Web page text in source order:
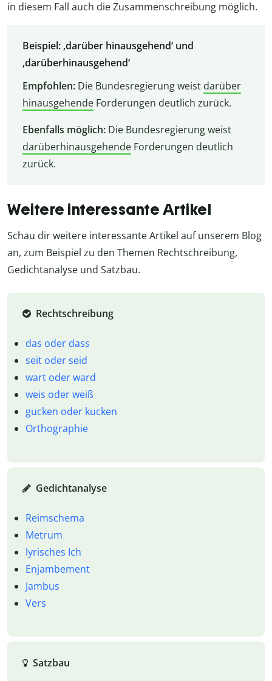
in diesem Fall auch die Zusammenschreibung möglich.
Beispiel: ‚darüber hinausgehend‘ und
‚darüberhinausgehend‘
Empfohlen: Die Bundesregierung weist darüber
hinausgehendeForderungen deutlich zurück.
Ebenfalls möglich: Die Bundesregierung weist
darüberhinausgehendeForderungen deutlich
zurück.
Weitere interessante Artikel
Schau dir weitere interessante Artikel auf unserem Blog
an, zum Beispiel zu den Themen Rechtschreibung,
Gedichtanalyse und Satzbau.
Rechtschreibung
das oder dass
seit oder seid
wart oder ward
weis oder weiß
gucken oder kucken
Orthographie
Gedichtanalyse
Reimschema
Metrum
lyrisches Ich
Enjambement
Jambus
Vers
Satzbau